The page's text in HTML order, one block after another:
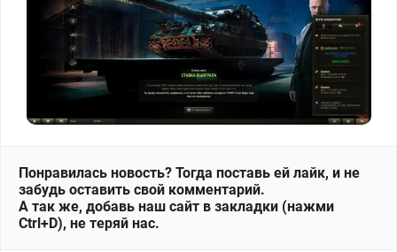
Понравилась новость? Тогда поставь ей лайк, и не
забудь оставить свой комментарий.
А так же, добавь наш сайт в закладки (нажми
Ctrl+D), не теряй нас.